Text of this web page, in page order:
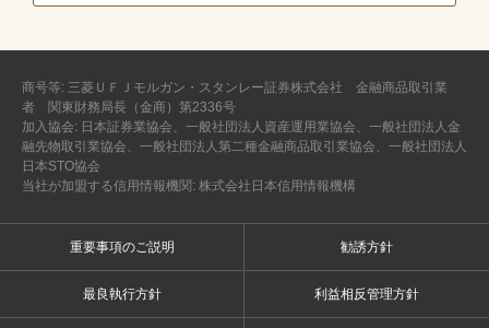
商号等: 三菱ＵＦＪモルガン・スタンレー証券株式会社 金融商品取引業
者 関東財務局長（金商）第2336号
加入協会: 日本証券業協会、一般社団法人資産運用業協会、一般社団法人金
融先物取引業協会、一般社団法人第二種金融商品取引業協会、一般社団法人
日本STO協会
当社が加盟する信用情報機関: 株式会社日本信用情報機構
重要事項のご説明 勧誘方針
最良執行方針 利益相反管理方針